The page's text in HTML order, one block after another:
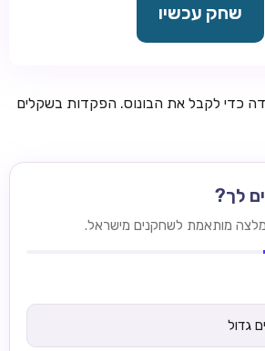
שחק עכשיו
כדי לקבל את הבונוס. הפקדות בשקלים
לך?
גדול